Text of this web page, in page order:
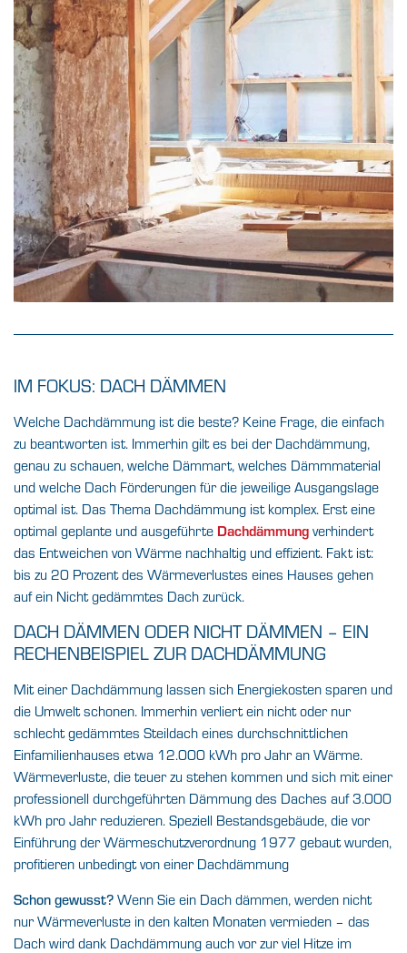
IM FOKUS: DACH DÄMMEN
Welche Dachdämmung ist die beste? Keine Frage, die einfach
zu beantworten ist. Immerhin gilt es bei der Dachdämmung,
genau zu schauen, welche Dämmart, welches Dämmmaterial
und welche Dach Förderungen für die jeweilige Ausgangslage
optimal ist. Das Thema Dachdämmung ist komplex. Erst eine
optimal geplante und ausgeführte Dachdämmungverhindert
das Entweichen von Wärme nachhaltig und effizient. Fakt ist:
bis zu 20 Prozent des Wärmeverlustes eines Hauses gehen
auf ein Nicht gedämmtes Dach zurück.
DACH DÄMMEN ODER NICHT DÄMMEN – EIN
RECHENBEISPIEL ZUR DACHDÄMMUNG
Mit einer Dachdämmung lassen sich Energiekosten sparen und
die Umwelt schonen. Immerhin verliert ein nicht oder nur
schlecht gedämmtes Steildach eines durchschnittlichen
Einfamilienhauses etwa 12.000 kWh pro Jahr an Wärme.
Wärmeverluste, die teuer zu stehen kommen und sich mit einer
professionell durchgeführten Dämmung des Daches auf 3.000
kWh pro Jahr reduzieren. Speziell Bestandsgebäude, die vor
Einführung der Wärmeschutzverordnung 1977 gebaut wurden,
profitieren unbedingt von einer Dachdämmung
Schon gewusst? Wenn Sie ein Dach dämmen, werden nicht
nur Wärmeverluste in den kalten Monaten vermieden – das
Dach wird dank Dachdämmung auch vor zur viel Hitze im